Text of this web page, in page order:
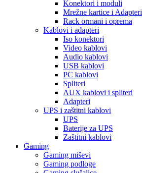
Konektori i moduli
Mrežne kartice i Adapteri
Rack ormani i oprema
Kablovi i adapteri
Iso konektori
Video kablovi
Audio kablovi
USB kablovi
PC kablovi
Spliteri
AUX kablovi i spliteri
Adapteri
UPS i zaštitni kablovi
UPS
Baterije za UPS
Zaštitni kablovi
Gaming
Gaming miševi
Gaming podloge